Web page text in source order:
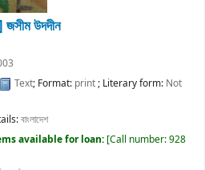
উদদীন
Text; Format: print; Literary form: Not
বাংলাদেশ
available for loan: Call number:928